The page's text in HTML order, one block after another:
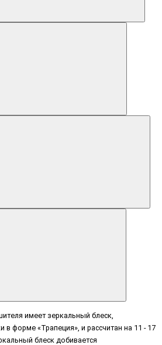
имеет зеркальный блеск,
форме «Трапеция», и рассчитан на 11 - 17
блеск добивается